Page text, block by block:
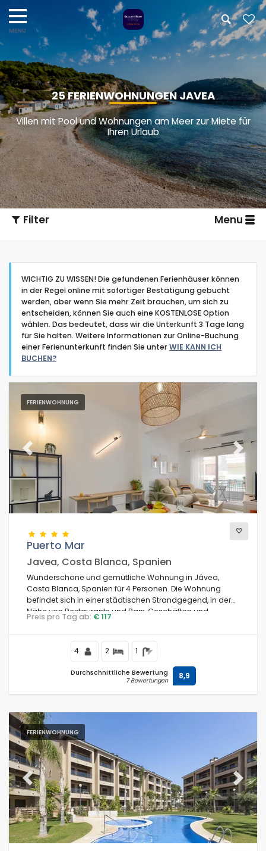
25 FERIENWOHNUNGEN JAVEA
Villen mit Pool und Wohnungen am Meer zur Miete für
Ihren Urlaub
Filter Menu
Art der Unterkunft
Personen
Schlafzimmer
Badezimmer
Ihre Auswahl
Strand 500 m
Filter löschen
Beliebte Dienste
Bedingungen
Optionell
Entfernungen
Supermarkt
WICHTIG ZU WISSEN! Die gefundenen Ferienhäuser können
in der Regel online mit sofortiger Bestätigung gebucht
werden, aber wenn Sie mehr Zeit brauchen, um sich zu
entscheiden, können Sie auch eine KOSTENLOSE Option
wählen. Das bedeutet, dass wir die Unterkunft 3 Tage lang
für Sie halten. Weitere Informationen zur Online-Buchung
einer Ferienunterkunft finden Sie unterWIE KANN ICH
BUCHEN?
FERIENWOHNUNG
Previous Next
Puerto Mar
Javea, Costa Blanca, Spanien
Wunderschöne und gemütliche Wohnung in Jávea,
Costa Blanca, Spanien für 4 Personen. Die Wohnung
befindet sich in einer städtischen Strandgegend, in der
Nähe von Restaurants und Bars, Geschäften und
Supermärkten, 200 m vom Strand Playa de la Grava und
Preis pro Tag ab: € 117
4 2 1
Durchschnittliche Bewertung
7 Bewertungen 8,9
FERIENWOHNUNG
Previous Next